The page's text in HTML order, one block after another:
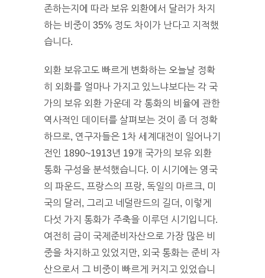
존하는지에 따라 보유 외환에서 달러가 차지
하는 비중이 35% 정도 차이가 난다고 지적했
습니다.
외환 보유고도 빠르게 변화하는 오늘날 정확
히 외화를 얼마나 가지고 있느냐보다는 각 국
가의 보유 외환 가운데 각 통화의 비율에 관한
역사적인 데이터를 살펴보는 것이 좀 더 정확
하므로, 연구자들은 1차 세계대전이 일어나기
전인 1890~1913년 19개 국가의 보유 외환
통화 구성을 분석했습니다. 이 시기에는 영국
의 파운드, 프랑스의 프랑, 독일의 마르크, 미
국의 달러, 그리고 네덜란드의 길더, 이렇게
다섯 가지 통화가 주축을 이루던 시기입니다.
여전히 금이 국제준비자산으로 가장 많은 비
중을 차지하고 있었지만, 외국 통화는 준비 자
산으로서 그 비중이 빠르게 커지고 있었습니